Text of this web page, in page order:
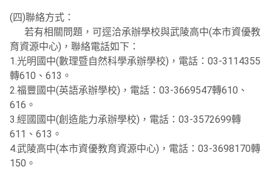
(四)聯絡方式：
若有相關問題，可逕洽承辦學校與武陵高中(本市資優教
育資源中心)，聯絡電話如下：
1.光明國中(數理暨自然科學承辦學校)，電話：03-3114355
轉610、613。
2.福豐國中(英語承辦學校)，電話：03-3669547轉610、
616。
3.經國國中(創造能力承辦學校)，電話：03-3572699轉
611、613。
4.武陵高中(本市資優教育資源中心)，電話：03-3698170轉
150。